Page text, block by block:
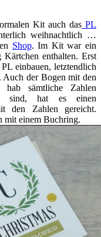
Kit auch das PL
weihnachtlich …
Shop. Im Kit war ein
enthalten. Erst
einbauen, letztendlich
Auch der Bogen mit den
sämtliche Zahlen
sind, hat es einen
den Zahlen gereicht.
mit einem Buchring.